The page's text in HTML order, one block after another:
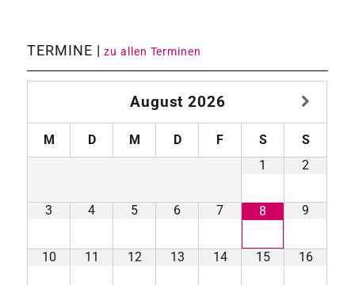
TERMINE |zu allen Terminen
August 2026
M D M D F S
S
1
2
3 4 5 6 7 8 9
10 11 12 13 14 15 16